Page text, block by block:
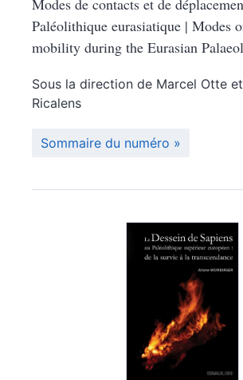
Modes de contacts et de
Paléolithique eurasiatique | Modes
mobility during the Eurasian
Sous la direction de Marcel Otte et
Ricalens
Sommaire du numéro